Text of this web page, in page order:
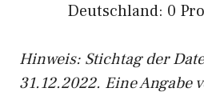
Deutschland: 0
Hinweis: Stichtag der
31.12.2022. Eine Angabe